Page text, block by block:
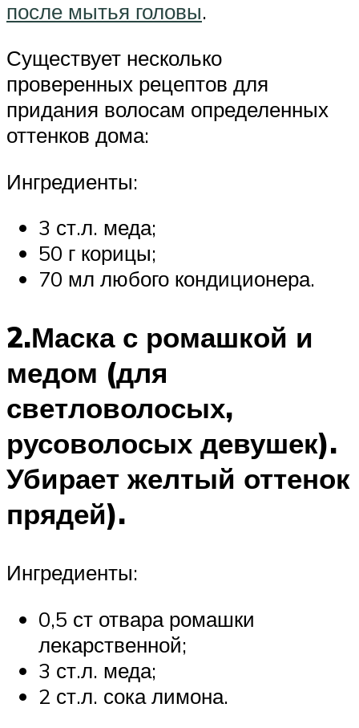
после мытья головы.
Существует несколько
проверенных рецептов для
придания волосам определенных
оттенков дома:
Ингредиенты:
3 ст.л. меда;
50 г корицы;
70 мл любого кондиционера.
2.Маска с ромашкой и
медом (для
светловолосых,
русоволосых девушек).
Убирает желтый оттенок
прядей).
Ингредиенты:
0,5 ст отвара ромашки
лекарственной;
3 ст.л. меда;
2 ст.л. сока лимона.